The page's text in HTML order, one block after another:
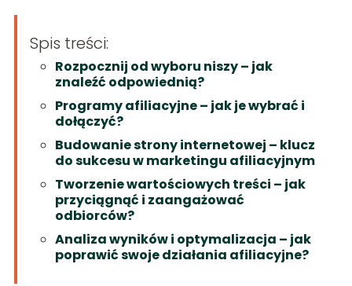
Spis treści:
Rozpocznij od wyboru niszy – jak
znaleźć odpowiednią?
Programy afiliacyjne – jak je wybrać i
dołączyć?
Budowanie strony internetowej – klucz
do sukcesu w marketingu afiliacyjnym
Tworzenie wartościowych treści – jak
przyciągnąć i zaangażować
odbiorców?
Analiza wyników i optymalizacja – jak
poprawić swoje działania afiliacyjne?